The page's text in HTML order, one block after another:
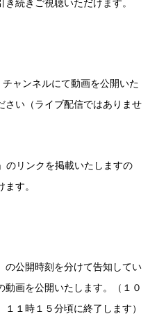
続きご視聴いただけます。
ャンネルにて動画を公開いた
さい（ライブ配信ではありませ
リンクを掲載いたしますの
す。
の公開時刻を分けて告知してい
動画を公開いたします。（１０
１時１５分頃に終了します）